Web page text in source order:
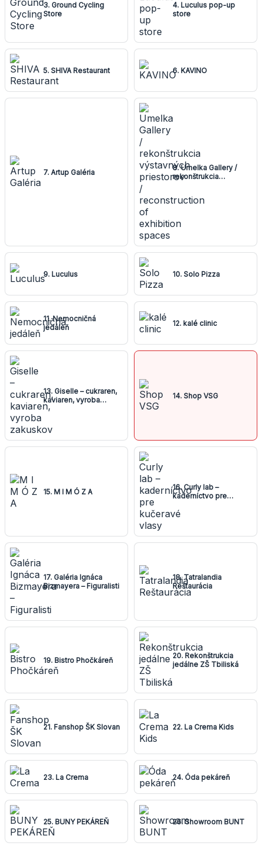
3. Ground Cycling
Store
4. Luculus pop-up
store
5. SHIVA Restaurant 6. KAVINO
7. Artup Galéria
8. Umelka Gallery /
rekonštrukcia
exhibition spaces
9. Luculus 10. Solo Pizza
11. Nemocničná
jedáleň
12. kalé clinic
13. Giselle – cukraren,
kaviaren, vyroba
zakuskov
14. Shop VSG
15. M I M Ó Z A
16. Curly lab –
kaderníctvo pre
17. Galéria Ignáca
Bizmayera – Figuralisti
18. Tatralandia
Reštaurácia
19. Bistro Phočkáreň
20. Rekonštrukcia
jedálne ZŠ Tbiliská
21. Fanshop ŠK Slovan 22. La Crema Kids
23. La Crema 24. Óda pekáreň
25. BUNY PEKÁREŇ 26. Showroom BUNT